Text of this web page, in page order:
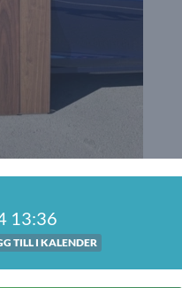
13:36
TILL I KALENDER